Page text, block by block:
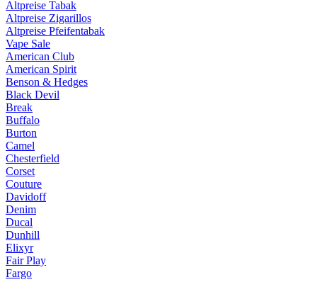
Altpreise Tabak
Altpreise Zigarillos
Altpreise Pfeifentabak
Vape Sale
American Club
American Spirit
Benson & Hedges
Black Devil
Break
Buffalo
Burton
Camel
Chesterfield
Corset
Couture
Davidoff
Denim
Ducal
Dunhill
Elixyr
Fair Play
Fargo